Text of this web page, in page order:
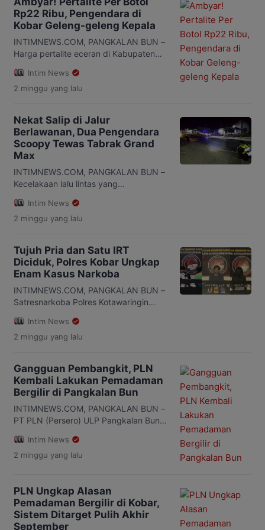
Rp22 Ribu, Pengendara di
Kobar Geleng-geleng Kepala
INTIMNEWS.COM, PANGKALAN BUN –
Harga pertalite eceran di Kabupaten
Tengah, melonjak hingga Rp22 ribu per
botol. Kondisi ini terjadi di tengah
membeli BBM eceran. Fenomena
tersebut terlihat di kawasan Simpang
Runtu, Kecamatan Pangkalan Lada.
Sejumlah pengendara motor rela
membayar lebih mahal agar […]
Intim News
2 minggu yang lalu
Nekat Salip di Jalur
Berlawanan, Dua Pengendara
Scoopy Tewas Tabrak Grand
Max
INTIMNEWS.COM, PANGKALAN BUN –
Kecelakaan lalu lintas yang
Ahmad Yani Km 38, Desa Persiapan
Pangkalan Lada, Kecamatan Pangkalan
pukul 20.00 WIB. Kecelakaan tersebut
melibatkan sepeda motor Honda
Scoopy warna biru yang dikendarai
Lisehuang dengan penumpang Anian
dan mobil Daihatsu […]
Intim News
2 minggu yang lalu
Tujuh Pria dan Satu IRT
Diciduk, Polres Kobar Ungkap
Enam Kasus Narkoba
INTIMNEWS.COM, PANGKALAN BUN –
Satresnarkoba Polres Kotawaringin
enam perkara tindak pidana narkotika
selama Juli 2026. Dari pengungkapan
dewasa dan satu perempuan dewasa
yang berstatus ibu rumah tangga (IRT).
Kapolres Kotawaringin Barat AKBP
Theodorus Priyo Santosa melalui
Kasatnarkoba AKP M. Yosep Sukma […]
Intim News
2 minggu yang lalu
Gangguan Pembangkit, PLN
Kembali Lakukan Pemadaman
Bergilir di Pangkalan Bun
INTIMNEWS.COM, PANGKALAN BUN –
PT PLN (Persero) ULP Pangkalan Bun
bergilir di sejumlah wilayah pada Jumat
(24/7/2026). Kebijakan tersebut diambil
Kalimantan Tengah (Kalselteng),
khususnya di sisi pembangkitan.
Manajer PT PLN (Persero) ULP
Pangkalan Bun, Agung Darmawan,
Intim News
2 minggu yang lalu
PLN Ungkap Alasan
Pemadaman Bergilir di Kobar,
Sistem Ditarget Pulih Akhir
September